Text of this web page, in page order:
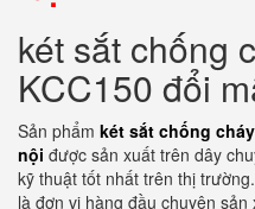
két sắt chống
KCC150 đổi
Sản phẩm két sắt chống
nội được sản xuất trên dây
kỹ thuật tốt nhất trên thị
là đơn vị hàng đầu chuyên